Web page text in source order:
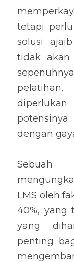
tetapi
solusi
tidak akan
dengan
LMS oleh
40%, yang
yang
penting